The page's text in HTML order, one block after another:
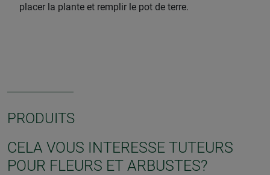
placer la plante et remplir le pot de terre.
PRODUITS
CELA VOUS INTERESSE TUTEURS
POUR FLEURS ET ARBUSTES?